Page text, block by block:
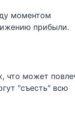
моментом
прибыли.
что может
"съесть" всю